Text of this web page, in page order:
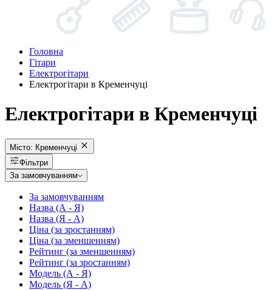
Головна
Гітари
Електрогітари
Електрогітари в Кременчуці
Електрогітари в Кременчуці
Місто: Кременчуці
Фільтри
За замовчуванням
За замовчуванням
Назва (А - Я)
Назва (Я - А)
Ціна (за зростанням)
Ціна (за зменшенням)
Рейтинг (за зменшенням)
Рейтинг (за зростанням)
Модель (А - Я)
Модель (Я - А)